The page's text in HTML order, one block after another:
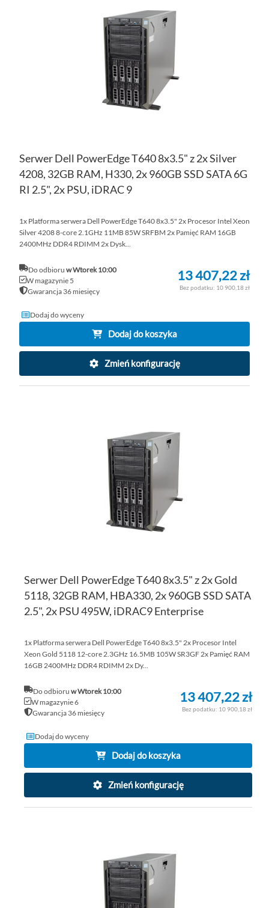
Serwer Dell PowerEdge T640 8x3.5" z 2x Silver
4208, 32GB RAM, H330, 2x 960GB SSD SATA 6G
RI 2.5", 2x PSU, iDRAC 9
1x Platforma serwera Dell PowerEdge T640 8x3.5" 2x Procesor Intel Xeon
Silver 4208 8-core 2.1GHz 11MB 85W SRFBM 2x Pamięć RAM 16GB
2400MHz DDR4 RDIMM 2x Dysk...
Do odbioru w Wtorek 10:00
W magazynie 5
Gwarancja 36 miesięcy
13 407,22 zł
10 900,18 zł
Dodaj do wyceny
Dodaj do koszyka
Zmień konfigurację
Serwer Dell PowerEdge T640 8x3.5" z 2x Gold
5118, 32GB RAM, HBA330, 2x 960GB SSD SATA
2.5", 2x PSU 495W, iDRAC9 Enterprise
1x Platforma serwera Dell PowerEdge T640 8x3.5" 2x Procesor Intel
Xeon Gold 5118 12-core 2.3GHz 16.5MB 105W SR3GF 2x Pamięć RAM
16GB 2400MHz DDR4 RDIMM 2x Dy...
Do odbioruw Wtorek 10:00
W magazynie 6
Gwarancja 36 miesięcy
13 407,22 zł
10 900,18 zł
Dodaj do wyceny
Dodaj do koszyka
Zmień konfigurację